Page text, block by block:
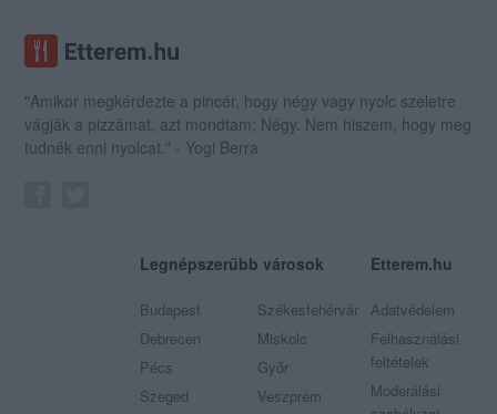
"Amikor megkérdezte a pincér, hogy négy vagy nyolc szeletre
vágják a pizzámat, azt mondtam; Négy. Nem hiszem, hogy meg
tudnék enni nyolcat." - Yogi Berra
Legnépszerűbb városok
Budapest
Debrecen
Pécs
Szeged
Székesfehérvár
Miskolc
Győr
Veszprém
Etterem.hu
Adatvédelem
Felhasználási
feltételek
Moderálási